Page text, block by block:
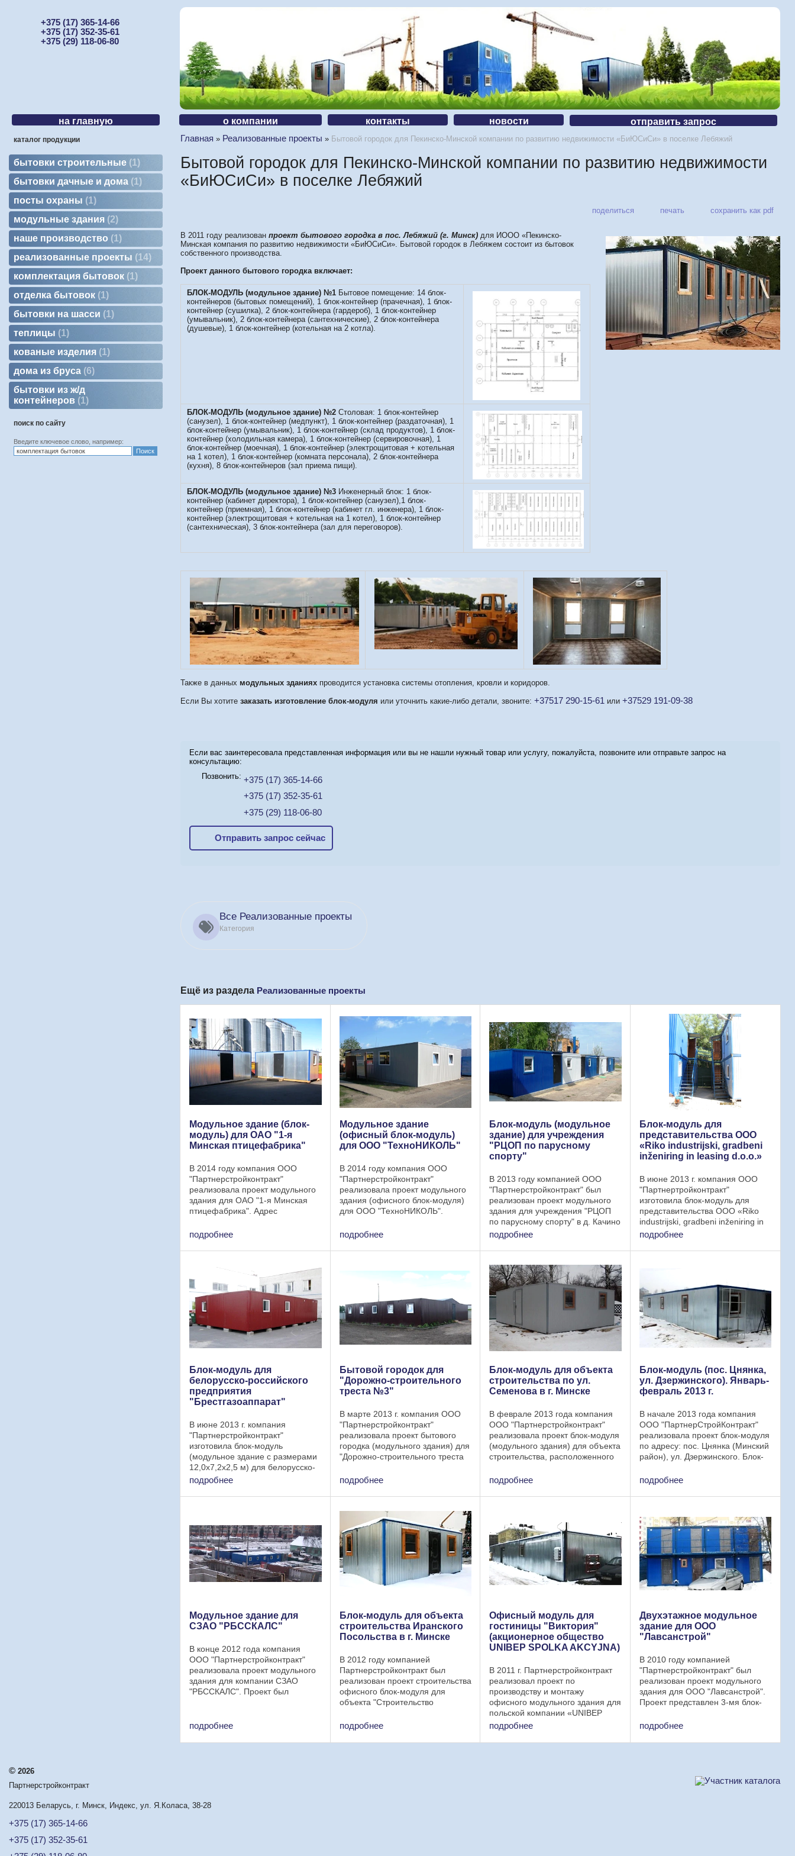
+375 (17) 365-14-66
+375 (17) 352-35-61
+375 (29) 118-06-80
на главную о компании контакты новости отправить запрос
каталог продукции
бытовки строительные 1
бытовки дачные и дома 1
посты охраны
1
модульные здания 2
наше производство
1
реализованные проекты
14
комплектация бытовок 1
отделка бытовок 1
бытовки на шасси
1
теплицы
1
кованые изделия 1
дома из бруса 6
бытовки из ж/д
контейнеров
1
поиск по сайту
Введите ключевое слово, например:
Главная » Реализованные проекты » Бытовой городок для Пекинско-Минской компании по развитию недвижимости «БиЮСиСи» в поселке Лебяжий
Бытовой городок для Пекинско-Минской компании по развитию недвижимости
«БиЮСиСи» в поселке Лебяжий
поделиться печать сохранить как pdf
В 2011 году реализован проект бытового городка в пос. Лебяжий (г. Минск) для ИООО «Пекинско-
Минская компания по развитию недвижимости «БиЮСиСи». Бытовой городок в Лебяжем состоит из бытовок
собственного производства.
Проект данного бытового городка включает:
БЛОК-МОДУЛЬ (модульное здание) №1 Бытовое помещение: 14 блок-
контейнеров (бытовых помещений), 1 блок-контейнер (прачечная), 1 блок-
контейнер (сушилка), 2 блок-контейнера (гардероб), 1 блок-контейнер
(умывальник), 2 блок-контейнера (сантехнические), 2 блок-контейнера
(душевые), 1 блок-контейнер (котельная на 2 котла).
БЛОК-МОДУЛЬ (модульное здание) №2 Столовая: 1 блок-контейнер
(санузел), 1 блок-контейнер (медпункт), 1 блок-контейнер (раздаточная), 1
блок-контейнер (умывальник), 1 блок-контейнер (склад продуктов), 1 блок-
контейнер (холодильная камера), 1 блок-контейнер (сервировочная), 1
блок-контейнер (моечная), 1 блок-контейнер (электрощитовая + котельная
на 1 котел), 1 блок-контейнер (комната персонала), 2 блок-контейнера
(кухня), 8 блок-контейнеров (зал приема пищи).
БЛОК-МОДУЛЬ (модульное здание) №3 Инженерный блок: 1 блок-
контейнер (кабинет директора), 1 блок-контейнер (санузел),1 блок-
контейнер (приемная), 1 блок-контейнер (кабинет гл. инженера), 1 блок-
контейнер (электрощитовая + котельная на 1 котел), 1 блок-контейнер
(сантехническая), 3 блок-контейнера (зал для переговоров).
Также в данных модульных зданиях проводится установка системы отопления, кровли и коридоров.
Если Вы хотите заказать изготовление блок-модуля или уточнить какие-либо детали, звоните: +37517 290-15-61 или +37529 191-09-38
Если вас заинтересовала представленная информация или вы не нашли нужный товар или услугу, пожалуйста, позвоните или отправьте запрос на
консультацию:
Позвонить: +375 (17) 365-14-66
+375 (17) 352-35-61
+375 (29) 118-06-80
Отправить запрос сейчас
Все Реализованные проекты
Категория
Ещё из раздела Реализованные проекты
Модульное здание (блок-
модуль) для ОАО "1-я
Минская птицефабрика"
В 2014 году компания ООО
"Партнерстройконтракт"
реализовала проект модульного
здания для ОАО "1-я Минская
птицефабрика". Адрес
Дубовляны и СХП "Острошицкий
городок". Размер модульного
здания: 6х2,4 м. Используется
подробнее
Модульное здание
(офисный блок-модуль)
для ООО "ТехноНИКОЛЬ"
В 2014 году компания ООО
"Партнерстройконтракт"
реализовала проект модульного
здания (офисного блок-модуля)
для ООО "ТехноНИКОЛЬ".
12х6х2,6 м. Модульное здание
состоит из 2 частей: комната для
размещения сотрудников ...
подробнее
Блок-модуль (модульное
здание) для учреждения
"РЦОП по парусному
спорту"
В 2013 году компанией ООО
"Партнерстройконтракт" был
реализован проект модульного
здания для учреждения "РЦОП
по парусному спорту" в д. Качино
Минского района. Данное
модульное здание используется
в качестве помещения для
переодевания спортсменов и ...
подробнее
Блок-модуль для
представительства ООО
«Riko industrijski, gradbeni
inženiring in leasing d.o.o.»
В июне 2013 г. компания ООО
"Партнертройконтракт"
изготовила блок-модуль для
представительства ООО «Riko
industrijski, gradbeni inženiring in
leasing d.o.o.». Блок-модуль
двухэтажный (6,0 х 4,8 х 5,0 м)
состоит из 4-х блок-контейнеров
подробнее
Блок-модуль для
белорусско-российского
предприятия
"Брестгазоаппарат"
В июне 2013 г. компания
"Партнерстройконтракт"
изготовила блок-модуль
(модульное здание с размерами
12,0х7,2х2,5 м) для белорусско-
российского совместного
Блок-модуль состоит из 6 блок-
подробнее
Бытовой городок для
"Дорожно-строительного
треста №3"
В марте 2013 г. компания ООО
"Партнерстройконтракт"
реализовала проект бытового
городка (модульного здания) для
"Дорожно-строительного треста
бытовок собственного
бытового городка включает ...
подробнее
Блок-модуль для объекта
строительства по ул.
Семенова в г. Минске
В феврале 2013 года компания
ООО "Партнерстройконтракт"
реализовала проект блок-модуля
(модульного здания) для объекта
строительства, расположенного
Спецификация блок-модуля:
модуля: длина – 7,2 ...
подробнее
Блок-модуль (пос. Цнянка,
ул. Дзержинского). Январь-
февраль 2013 г.
В начале 2013 года компания
ООО "ПартнерСтройКонтракт"
реализовала проект блок-модуля
по адресу: пос. Цнянка (Минский
район), ул. Дзержинского. Блок-
Длина – 16,8 м; Ширина – 6,0 м.
...
подробнее
Модульное здание для
СЗАО "РБССКАЛС"
В конце 2012 года компания
ООО "Партнерстройконтракт"
реализовала проект модульного
здания для компании СЗАО
"РБССКАЛС". Проект был
(модульное здание ) состоит из
Габаритные ...
подробнее
Блок-модуль для объекта
строительства Иранского
Посольства в г. Минске
В 2012 году компанией
Партнерстройконтракт был
реализован проект строительства
офисного блок-модуля для
объекта "Строительство
Минске" Габаритные размеры
(модульного здания) : длина –
подробнее
Офисный модуль для
гостиницы "Виктория"
(акционерное общество
UNIBEP SPOLKA AKCYJNA)
В 2011 г. Партнерстройконтракт
реализовал проект по
производству и монтажу
офисного модульного здания для
польской компании «UNIBEP
SPOLKA AKCYJNA». Структура
здания): — Модульное здание
подробнее
Двухэтажное модульное
здание для ООО
"Лавсанстрой"
В 2010 году компанией
"Партнерстройконтракт" был
реализован проект модульного
здания для ООО "Лавсанстрой".
Проект представлен 3-мя блок-
включает 8 блок-контейнеров
здания: 1 блок- контейнер ...
подробнее
© 2026
Партнерстройконтракт
220013 Беларусь, г. Минск, Индекс, ул. Я.Коласа, 38-28
+375 (17) 365-14-66
+375 (17) 352-35-61